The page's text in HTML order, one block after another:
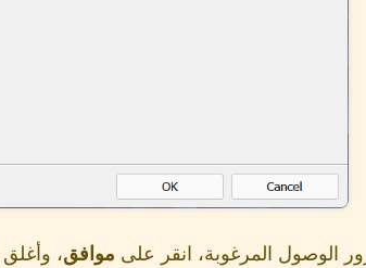
الوصول المرغوبة، انقر على موافق، وأغلق